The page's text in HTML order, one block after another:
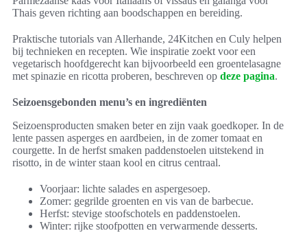
Thais geven richting aan boodschappen en bereiding.
Praktische tutorials van Allerhande, 24Kitchen en Culy helpen
bij technieken en recepten. Wie inspiratie zoekt voor een
vegetarisch hoofdgerecht kan bijvoorbeeld een groentelasagne
met spinazie en ricotta proberen, beschreven op deze pagina.
Seizoensgebonden menu’s en ingrediënten
Seizoensproducten smaken beter en zijn vaak goedkoper. In de
lente passen asperges en aardbeien, in de zomer tomaat en
courgette. In de herfst smaken paddenstoelen uitstekend in
risotto, in de winter staan kool en citrus centraal.
Voorjaar: lichte salades en aspergesoep.
Zomer: gegrilde groenten en vis van de barbecue.
Herfst: stevige stoofschotels en paddenstoelen.
Winter: rijke stoofpotten en verwarmende desserts.